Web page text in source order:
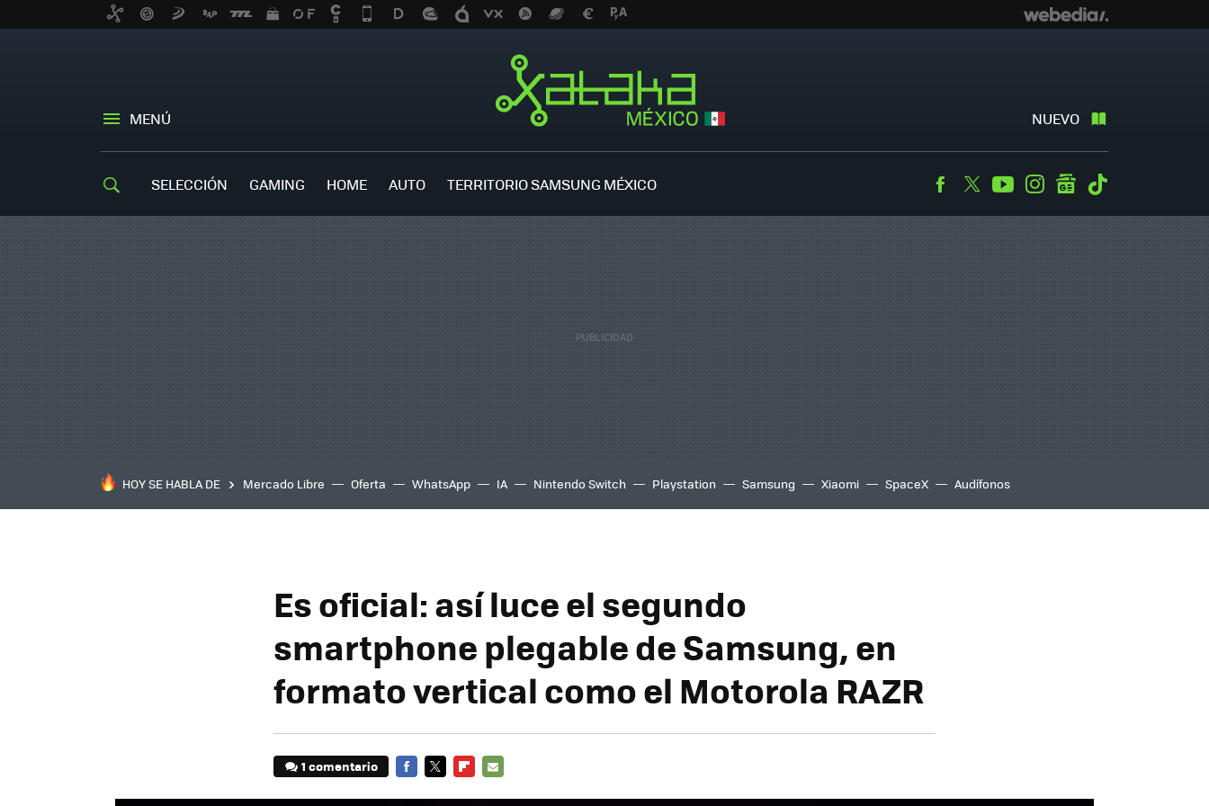
MENÚ NUEVO
SELECCIÓN GAMING HOME AUTO TERRITORIO SAMSUNG MÉXICO Facebook
TwitterYoutubeInstagramgooglenews
HOY SE HABLA DE Mercado Libre Oferta WhatsApp IA Nintendo Switch Playstation Samsung Xiaomi SpaceX Audífonos
Es oficial: así luce el segundo
smartphone plegable de Samsung, en
formato vertical como el Motorola RAZR
1 comentario